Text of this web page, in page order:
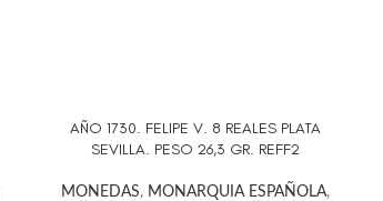
AÑADIR AL CARRITO
AÑO 1730. FELIPE V. 8 REALES PLATA
SEVILLA. PESO 26,3 GR. REFF2
MONEDAS, MONARQUIA ESPAÑOLA,